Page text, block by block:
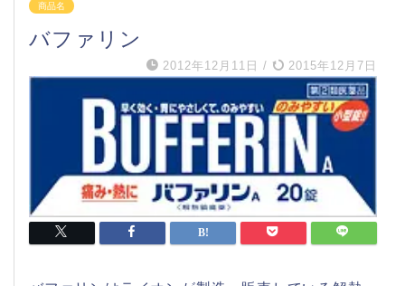
商品名
バファリン
2012年12月11日 / 2015年12月7日